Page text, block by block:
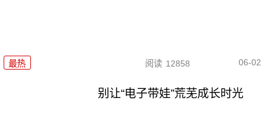
最热 阅读 12858 06-02
别让“电子带娃”荒芜成长时光